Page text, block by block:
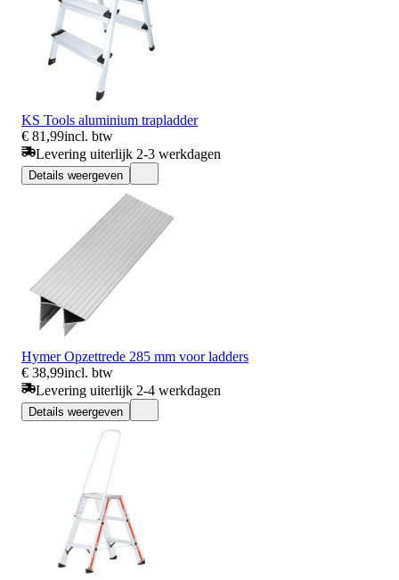
KS Tools aluminium trapladder
€ 81,99incl. btw
Levering uiterlijk 2-3 werkdagen
Details weergeven
Hymer Opzettrede 285 mm voor ladders
€ 38,99incl. btw
Levering uiterlijk 2-4 werkdagen
Details weergeven